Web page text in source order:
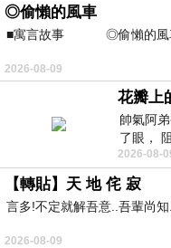
◎偷懶的風車
■寓言故事 ◎偷懶的風
⊕潘文
常颳風的山丘上—&m
2026-08-09
花瓣上
帥氣阿
了眼，
什麼顏色
2026-08-
【轉貼】天 地 侘 寂
言多!不定就解吾意..吾輩尚知
2026-08-09